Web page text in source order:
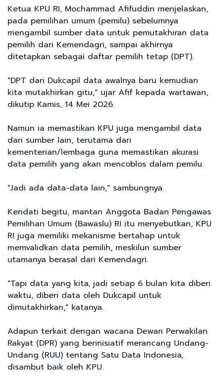
Ketua KPU RI, Mochammad Afifuddin menjelaskan,
pada pemilihan umum (pemilu) sebelumnya
mengambil sumber data untuk pemutakhiran data
pemilih dari Kemendagri, sampai akhirnya
ditetapkan sebagai daftar pemilih tetap (DPT).
"DPT dari Dukcapil data awalnya baru kemudian
kita mutakhirkan gitu," ujar Afif kepada wartawan,
dikutip Kamis, 14 Mei 2026.
Namun ia memastikan KPU juga mengambil data
dari sumber lain, terutama dari
kementerian/lembaga guna memastikan akurasi
data pemilih yang akan mencoblos dalam pemilu.
"Jadi ada data-data lain," sambungnya.
Kendati begitu, mantan Anggota Badan Pengawas
Pemilihan Umum (Bawaslu) RI itu menyebutkan, KPU
RI juga memiliki mekanisme bertahap untuk
memvalidkan data pemilih, meskilun sumber
utamanya berasal dari Kemendagri.
"Tapi data yang kita, jadi setiap 6 bulan kita diberi
waktu, diberi data oleh Dukcapil untuk
dimutakhirkan," katanya.
Adapun terkait dengan wacana Dewan Perwakilan
Rakyat (DPR) yang berinisiatif merancang Undang-
Undang (RUU) tentang Satu Data Indonesia,
disambut baik oleh KPU.